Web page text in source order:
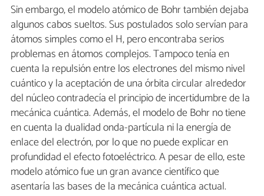
Sin embargo, el modelo atómico de Bohr también dejaba
algunos cabos sueltos. Sus postulados solo servían para
átomos simples como el H, pero encontraba serios
problemas en átomos complejos. Tampoco tenía en
cuenta la repulsión entre los electrones del mismo nivel
cuántico y la aceptación de una órbita circular alrededor
del núcleo contradecía el principio de incertidumbre de la
mecánica cuántica. Además, el modelo de Bohr no tiene
en cuenta la dualidad onda-partícula ni la energía de
enlace del electrón, por lo que no puede explicar en
profundidad el efecto fotoeléctrico. A pesar de ello, este
modelo atómico fue un gran avance científico que
asentaría las bases de la mecánica cuántica actual.